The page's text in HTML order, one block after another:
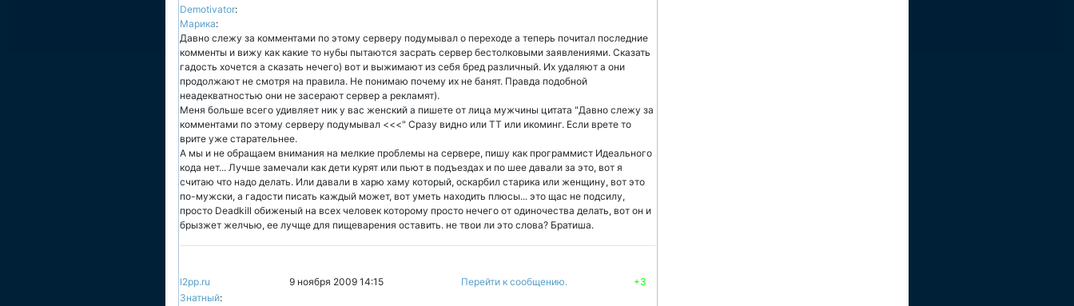
Demotivator:
Марика:
Давно слежу за комментами по этому серверу подумывал о переходе а теперь почитал последние
комменты и вижу как какие то нубы пытаются засрать сервер бестолковыми заявлениями. Сказать
гадость хочется а сказать нечего) вот и выжимают из себя бред различный. Их удаляют а они
продолжают не смотря на правила. Не понимаю почему их не банят. Правда подобной
неадекватностью они не засерают сервер а рекламят).
Меня больше всего удивляет ник у вас женский а пишете от лица мужчины цитата "Давно слежу за
комментами по этому серверу подумывал <<<" Сразу видно или ТТ или икоминг. Если врете то
врите уже старательнее.
А мы и не обращаем внимания на мелкие проблемы на сервере, пишу как программист Идеального
кода нет... Лучше замечали как дети курят или пьют в подъездах и по шее давали за это, вот я
считаю что надо делать. Или давали в харю хаму который, оскарбил старика или женщину, вот это
по-мужски, а гадости писать каждый может, вот уметь находить плюсы... это щас не подсилу,
просто Deadkill обиженый на всех человек которому просто нечего от одиночества делать, вот он и
брызжет желчью, ее лучще для пищеварения оставить. не твои ли это слова? Братиша.
l2pp.ru 9 ноября 2009 14:15 Перейти к сообщению.
+3
Знатный: